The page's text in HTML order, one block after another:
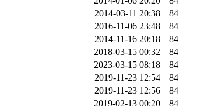
2014-03-11 20:38
84
2016-11-06 23:48
84
2014-11-16 20:18
84
2018-03-15 00:32
84
2023-03-15 08:18
84
2019-11-23 12:54
84
2019-11-23 12:56
84
2019-02-13 00:20
84